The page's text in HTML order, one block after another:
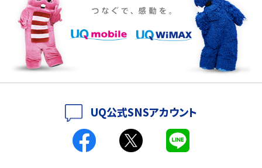
iPhone 16eとiPhone 14を徹底比較！スペック・機能の違いをわかりやすく紹介
iPhone 16シリーズのモデルを比較！価格・サイズ・カメラ性能の違いを徹底解説
iPhone 16とiPhone 15の違いは？カメラ・スペック・機能を徹底比較
スマホが高い理由は？購入費用を抑える方法や端末を選ぶ時の注意点を解説！
UQ公式SNSアカウント